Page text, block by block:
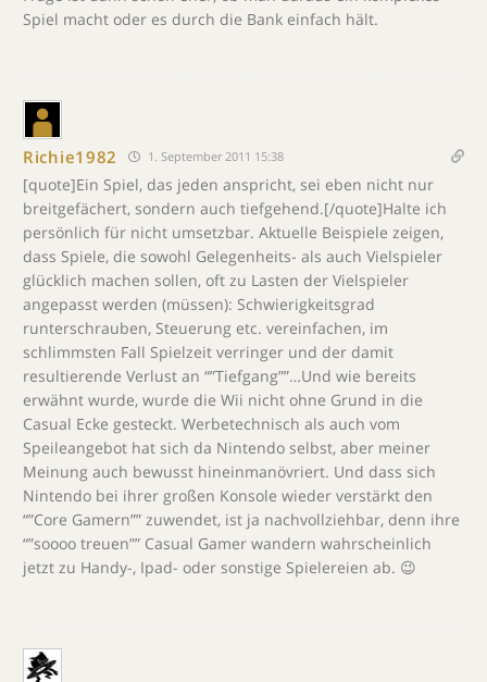
Spiel macht oder es durch die Bank einfach hält.
Richie1982 1. September 2011 15:38
[quote]Ein Spiel, das jeden anspricht, sei eben nicht nur
breitgefächert, sondern auch tiefgehend.[/quote]Halte ich
persönlich für nicht umsetzbar. Aktuelle Beispiele zeigen,
dass Spiele, die sowohl Gelegenheits- als auch Vielspieler
glücklich machen sollen, oft zu Lasten der Vielspieler
angepasst werden (müssen): Schwierigkeitsgrad
runterschrauben, Steuerung etc. vereinfachen, im
schlimmsten Fall Spielzeit verringer und der damit
resultierende Verlust an “”Tiefgang””…Und wie bereits
erwähnt wurde, wurde die Wii nicht ohne Grund in die
Casual Ecke gesteckt. Werbetechnisch als auch vom
Speileangebot hat sich da Nintendo selbst, aber meiner
Meinung auch bewusst hineinmanövriert. Und dass sich
Nintendo bei ihrer großen Konsole wieder verstärkt den
“”Core Gamern”” zuwendet, ist ja nachvollziehbar, denn ihre
“”soooo treuen”” Casual Gamer wandern wahrscheinlich
jetzt zu Handy-, Ipad- oder sonstige Spielereien ab. 😉